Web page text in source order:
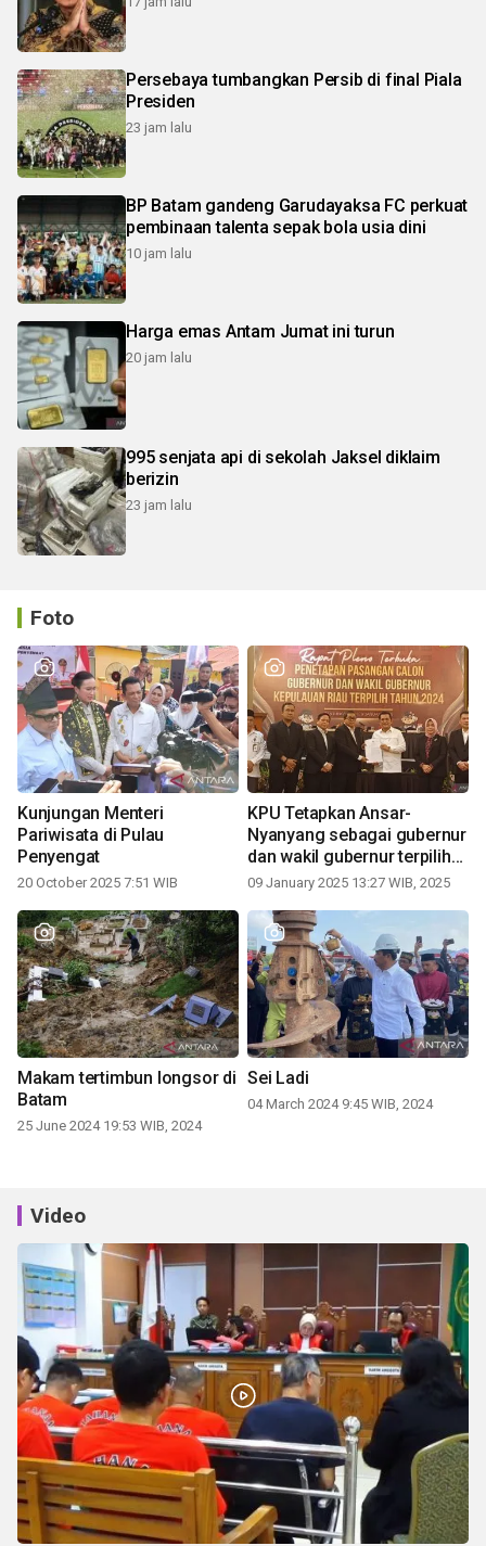
Persebaya tumbangkan Persib di final Piala
Presiden
23 jam lalu
BP Batam gandeng Garudayaksa FC perkuat
pembinaan talenta sepak bola usia dini
10 jam lalu
Harga emas Antam Jumat ini turun
20 jam lalu
995 senjata api di sekolah Jaksel diklaim
berizin
23 jam lalu
Foto
Kunjungan Menteri
Pariwisata di Pulau
Penyengat
20 October 2025 7:51 WIB
KPU Tetapkan Ansar-
Nyanyang sebagai gubernur
dan wakil gubernur terpilih
periode 2025-2030
09 January 2025 13:27 WIB, 2025
Makam tertimbun longsor di
Batam
25 June 2024 19:53 WIB, 2024
Sei Ladi
04 March 2024 9:45 WIB, 2024
Video